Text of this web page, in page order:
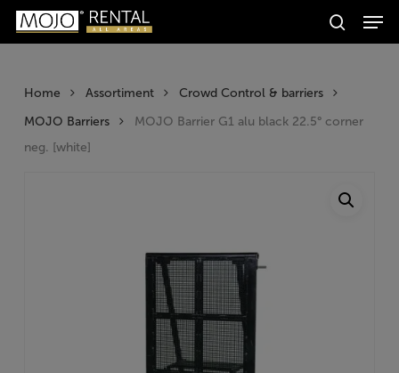
Skip
Producten
zoeken
Zoeken
Home Assortiment
Crowd Control & barriers
MOJO Barriers
MOJO Barrier G1 alu black 22.5° corner
neg. [white]